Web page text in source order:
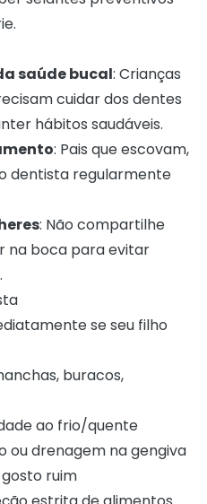
saúde bucal: Crianças
cuidar dos dentes
hábitos saudáveis.
: Pais que escovam,
dentista regularmente
: Não compartilhe
na boca para evitar
se seu filho
buracos,
ao frio/quente
ou drenagem na gengiva
ruim